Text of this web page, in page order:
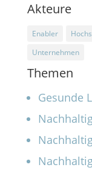
Akteure
Enabler
Unternehmen
Themen
Gesunde